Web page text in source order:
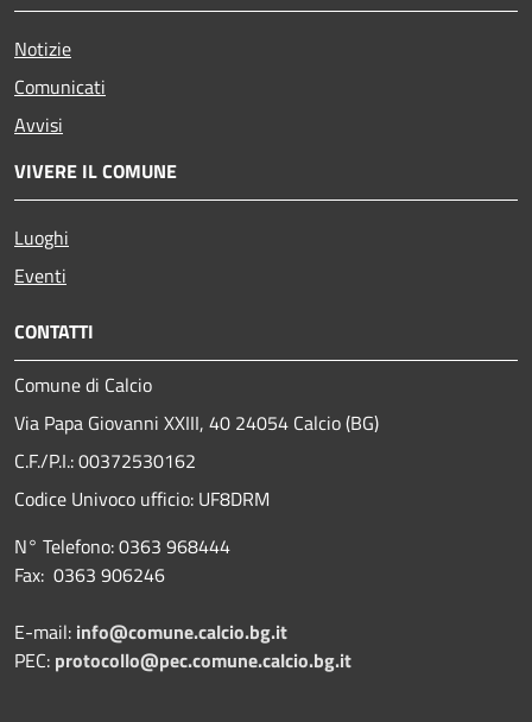
Notizie
Comunicati
Avvisi
VIVERE IL COMUNE
Luoghi
Eventi
CONTATTI
Comune di Calcio
Via Papa Giovanni XXIII, 40 24054 Calcio (BG)
C.F./P.I.: 00372530162
Codice Univoco ufficio: UF8DRM
N° Telefono: 0363 968444
Fax: 0363 906246
E-mail: info@comune.calcio.bg.it
PEC: protocollo@pec.comune.calcio.bg.it